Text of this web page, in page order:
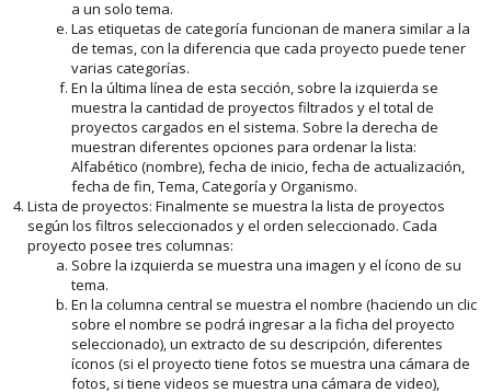
a un solo tema.
Las etiquetas de categoría funcionan de manera similar a la
de temas, con la diferencia que cada proyecto puede tener
varias categorías.
En la última línea de esta sección, sobre la izquierda se
muestra la cantidad de proyectos filtrados y el total de
proyectos cargados en el sistema. Sobre la derecha de
muestran diferentes opciones para ordenar la lista:
Alfabético (nombre), fecha de inicio, fecha de actualización,
fecha de fin, Tema, Categoría y Organismo.
Lista de proyectos: Finalmente se muestra la lista de proyectos
según los filtros seleccionados y el orden seleccionado. Cada
proyecto posee tres columnas:
Sobre la izquierda se muestra una imagen y el ícono de su
tema.
En la columna central se muestra el nombre (haciendo un clic
sobre el nombre se podrá ingresar a la ficha del proyecto
seleccionado), un extracto de su descripción, diferentes
íconos (si el proyecto tiene fotos se muestra una cámara de
fotos, si tiene videos se muestra una cámara de video),